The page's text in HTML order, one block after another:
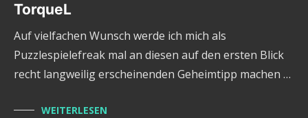
TorqueL
Auf vielfachen Wunsch werde ich mich als
Puzzlespielefreak mal an diesen auf den ersten Blick
recht langweilig erscheinenden Geheimtipp machen …
WEITERLESEN